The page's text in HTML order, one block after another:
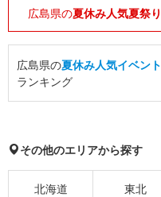
広島県の夏休み人気夏祭り
広島県の夏休み人気イベント
ランキング
その他のエリアから探す
北海道 東北